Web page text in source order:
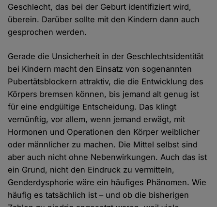
Geschlecht, das bei der Geburt identifiziert wird,
überein. Darüber sollte mit den Kindern dann auch
gesprochen werden.
Gerade die Unsicherheit in der Geschlechtsidentität
bei Kindern macht den Einsatz von sogenannten
Pubertätsblockern attraktiv, die die Entwicklung des
Körpers bremsen können, bis jemand alt genug ist
für eine endgültige Entscheidung. Das klingt
vernünftig, vor allem, wenn jemand erwägt, mit
Hormonen und Operationen den Körper weiblicher
oder männlicher zu machen. Die Mittel selbst sind
aber auch nicht ohne Nebenwirkungen. Auch das ist
ein Grund, nicht den Eindruck zu vermitteln,
Genderdysphorie wäre ein häufiges Phänomen. Wie
häufig es tatsächlich ist – und ob die bisherigen